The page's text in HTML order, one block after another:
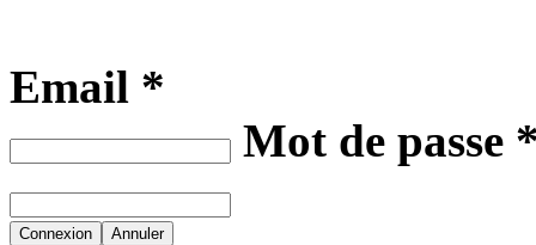
Email *
Mot de passe